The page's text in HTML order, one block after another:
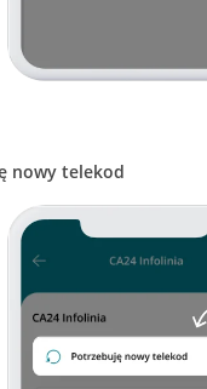
nowy telekod